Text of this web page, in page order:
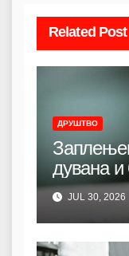
Related Post
ДРУШТВО
дувана и
Зелене
JUL 30, 2026